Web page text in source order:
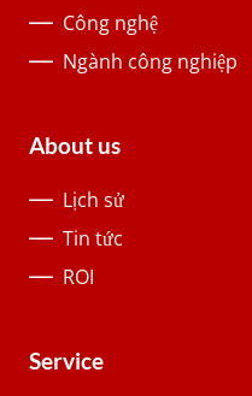
Công nghệ
Ngành công nghiệp
About us
Lịch sử
Tin tức
ROI
Service